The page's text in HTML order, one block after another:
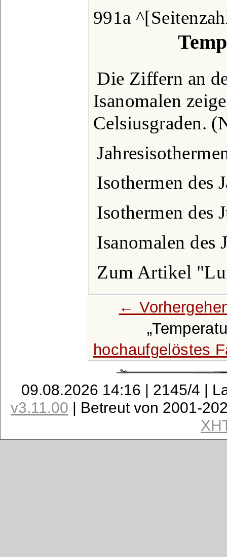
991a
Die Ziffern an
Isanomalen
Celsiusgraden.
Isothermen des
Isothermen des
Isanomalen des
Zum Artikel
←
hochaufgelöstes
09.08.2026 14:16 | 2145/4 |
v3.11.00 | Betreut von 2001-